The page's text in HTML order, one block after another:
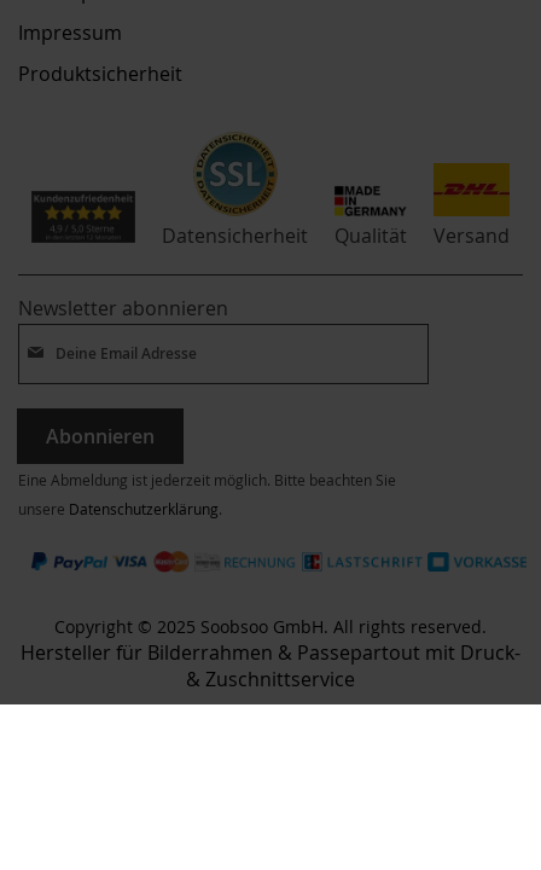
Impressum
Produktsicherheit
Datensicherheit Qualität Versand
Newsletter abonnieren
Abonnieren
Eine Abmeldung ist jederzeit möglich. Bitte beachten Sie
unsere Datenschutzerklärung.
Copyright © 2025 Soobsoo GmbH. All rights reserved.
Hersteller für Bilderrahmen & Passepartout mit Druck-
& Zuschnittservice